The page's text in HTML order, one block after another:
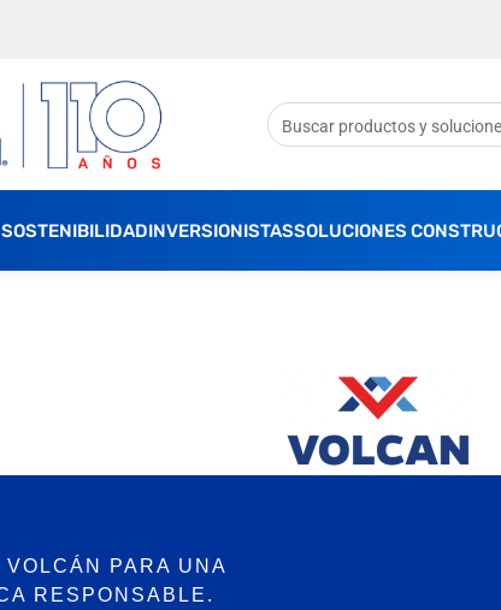
SOSTENIBILIDADINVERSIONISTASSOLUCIONES
PARA UNA
RESPONSABLE.